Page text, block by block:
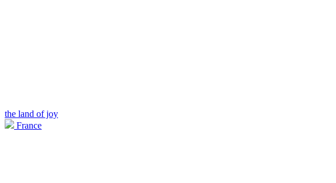
the land of joy
France